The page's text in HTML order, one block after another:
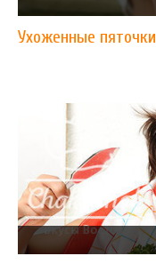
Ухоженные пяточки